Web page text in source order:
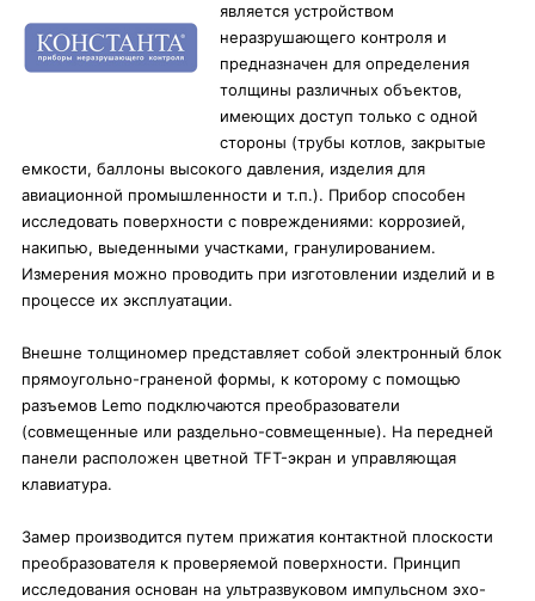
является устройством
неразрушающего контроля и
предназначен для определения
толщины различных объектов,
имеющих доступ только с одной
стороны (трубы котлов, закрытые
емкости, баллоны высокого давления, изделия для
авиационной промышленности и т.п.). Прибор способен
исследовать поверхности с повреждениями: коррозией,
накипью, выеденными участками, гранулированием.
Измерения можно проводить при изготовлении изделий и в
процессе их эксплуатации.
Внешне толщиномер представляет собой электронный блок
прямоугольно-граненой формы, к которому с помощью
разъемов Lemo подключаются преобразователи
(совмещенные или раздельно-совмещенные). На передней
панели расположен цветной TFT-экран и управляющая
клавиатура.
Замер производится путем прижатия контактной плоскости
преобразователя к проверяемой поверхности. Принцип
исследования основан на ультразвуковом импульсном эхо-